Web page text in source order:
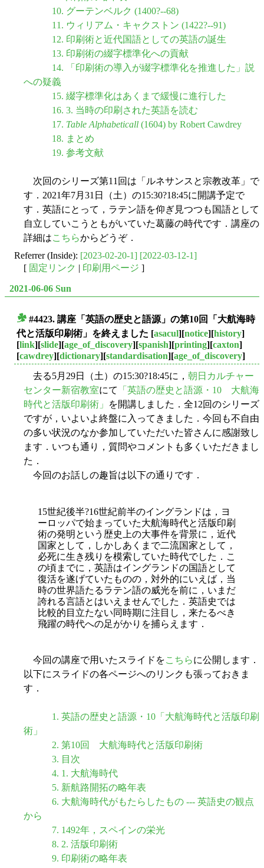
10. グーテンベルク (1400?--68)
11. ウィリアム・キャクストン (1422?--91)
12. 印刷術と近代国語としての英語の誕生
13. 印刷術の綴字標準化への貢献
14. 「印刷術の導入が綴字標準化を推進した」説
への疑義
15. 綴字標準化はあくまで緩慢に進行した
16. 3. 当時の印刷された英語を読む
17. Table Alphabeticall (1604) by Robert Cawdrey
18. まとめ
19. 参考文献
次回のシリーズ第11回は「ルネサンスと宗教改革」で
す．2021年7月31日（土）の15:30?18:45に開講予定で
す．英語にとって，ラテン語を仰ぎ見つつも国語として
自立していこうともがいていた葛藤の時代です．講座の
詳細はこちらからどうぞ．
Referrer (Inside): [2023-02-20-1] [2022-03-12-1]
[ 固定リンク | 印刷用ページ ]
2021-06-06 Sun
#4423. 講座「英語の歴史と語源」の第10回「大航海時
代と活版印刷術」を終えました [asacul][notice][history]
[link][slide][age_of_discovery][spanish][printing][caxton]
[cawdrey][dictionary][standardisation][age_of_discovery]
去る5月29日（土）の15:30?18:45に， 朝日カルチャー
センター新宿教室にて
「英語の歴史と語源・10 大航海
時代と活版印刷術」
を開講しました．全12回のシリーズ
ですが，いよいよ終盤に入ってきました．今回も不自由
の多い状況のなか参加していただいた皆さんに感謝致し
ます．いつも通り，質問やコメントも多くいただきまし
た．
今回のお話しの趣旨は以下の通りです．
15世紀後半?16世紀前半のイングランドは，ヨ
ーロッパで始まっていた大航海時代と活版印刷
術の発明という歴史上の大事件を背景に，近代
国家として，しかしあくまで二流国家として，
必死に生き残りを模索していた時代でした．こ
の頃までに，英語はイングランドの国語として
復活を遂げていたものの，対外的にいえば，当
時の世界語たるラテン語の威光を前に，いまだ
誇れる言語とはいえませんでした．英語史では
比較的目立たない同時期に注目し，来たるべき
飛躍の時代への足がかりを捕らえます．
今回の講座で用いたスライドをこちらに公開します．
以下にスライドの各ページへのリンクも張っておきま
す．
1. 英語の歴史と語源・10「大航海時代と活版印刷
術」
2. 第10回 大航海時代と活版印刷術
3. 目次
4. 1. 大航海時代
5. 新航路開拓の略年表
6. 大航海時代がもたらしたもの --- 英語史の観点
から
7. 1492年，スペインの栄光
8. 2. 活版印刷術
9. 印刷術の略年表